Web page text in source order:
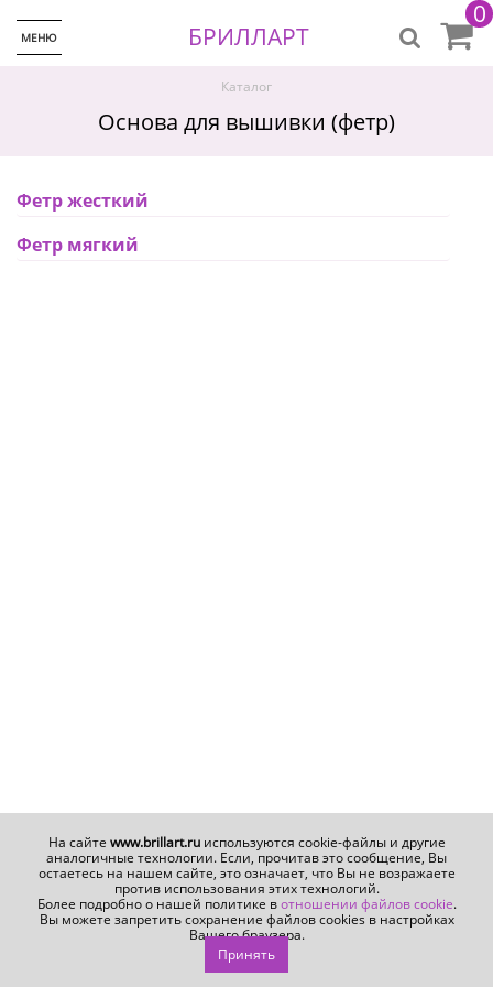
МЕНЮ БРИЛЛАРТ
0
Каталог
Основа для вышивки (фетр)
Фетр жесткий
Фетр мягкий
На сайте www.brillart.ruиспользуются cookie-файлы и другие
аналогичные технологии. Если, прочитав это сообщение, Вы
остаетесь на нашем сайте, это означает, что Вы не возражаете
против использования этих технологий.
Более подробно о нашей политике вотношении файлов cookie.
Вы можете запретить сохранение файлов cookies в настройках
Вашего браузера.
Принять